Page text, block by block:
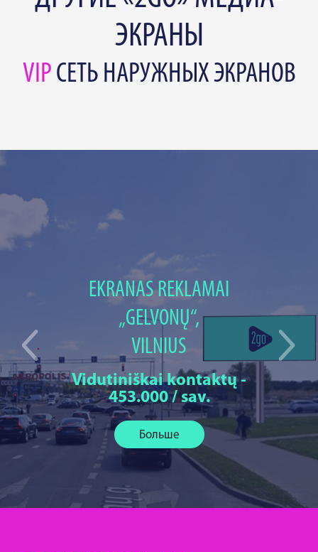
ЭКРАНЫ
VIP СЕТЬ НАРУЖНЫХ ЭКРАНОВ
EKRANAS REKLAMAI
„GELVONŲ“,
VILNIUS
Vidutiniškai kontaktų -
453.000 / sav.
Больше